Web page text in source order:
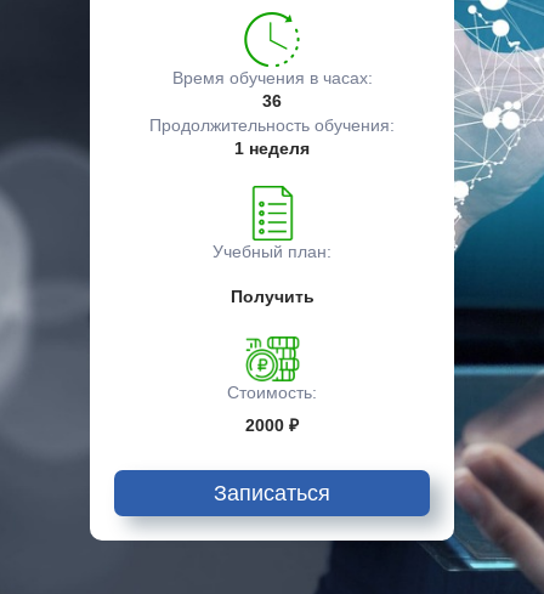
Время обучения в часах:
36
Продолжительность обучения:
1 неделя
Учебный план:
Получить
Стоимость:
2000 ₽
Записаться